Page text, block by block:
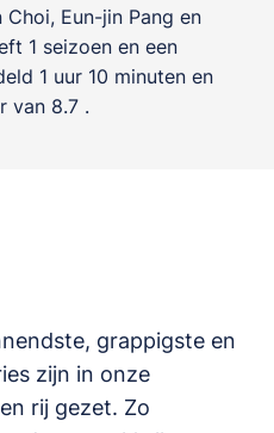
Choi, Eun-jin Pang en
1 seizoen en een
1 uur 10 minuten en
van 8.7 .
grappigste en
zijn in onze
rij gezet. Zo